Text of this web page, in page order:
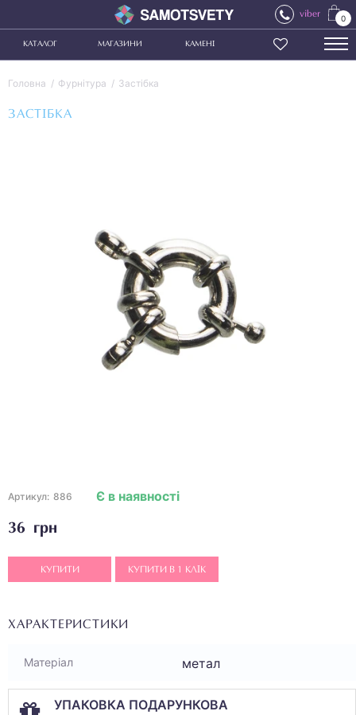
viber 0
КАТАЛОГ МАГАЗИНИ КАМЕНІ
Головна Фурнітура Застібка
ЗАСТІБКА
Артикул: 886
36 грн
Є в наявності
КУПИТИ КУПИТИ В 1 КЛІК
ХАРАКТЕРИСТИКИ
Матеріал метал
УПАКОВКА ПОДАРУНКОВА